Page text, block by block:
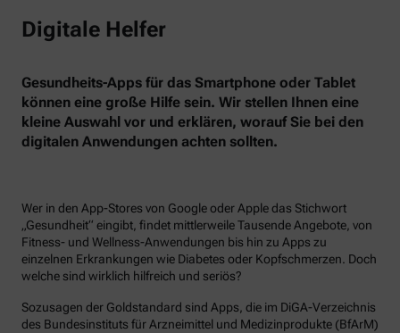
Digitale Helfer
Gesundheits-Apps für das Smartphone oder Tablet
können eine große Hilfe sein. Wir stellen Ihnen eine
kleine Auswahl vor und erklären, worauf Sie bei den
digitalen Anwendungen achten sollten.
Wer in den App-Stores von Google oder Apple das Stichwort
„Gesundheit“ eingibt, findet mittlerweile Tausende Angebote, von
Fitness- und Wellness-Anwendungen bis hin zu Apps zu
einzelnen Erkrankungen wie Diabetes oder Kopfschmerzen. Doch
welche sind wirklich hilfreich und seriös?
Sozusagen der Goldstandard sind Apps, die im DiGA-Verzeichnis
des Bundesinstituts für Arzneimittel und Medizinprodukte (BfArM)